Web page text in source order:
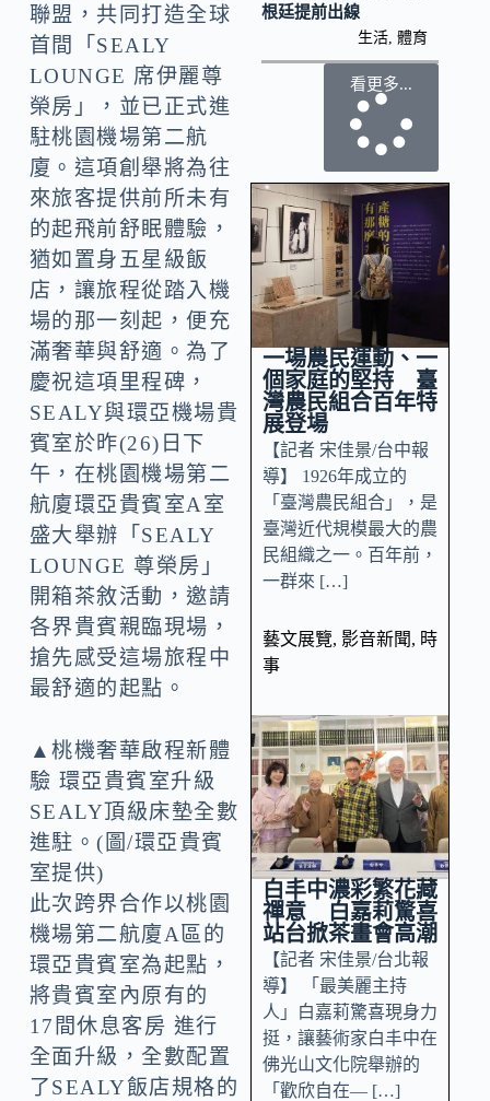
聯盟，共同打造全球
首間「SEALY
LOUNGE 席伊麗尊
榮房」，並已正式進
駐桃園機場第二航
廈。這項創舉將為往
來旅客提供前所未有
的起飛前舒眠體驗，
猶如置身五星級飯
店，讓旅程從踏入機
場的那一刻起，便充
滿奢華與舒適。為了
慶祝這項里程碑，
SEALY與環亞機場貴
賓室於昨(26)日下
午，在桃園機場第二
航廈環亞貴賓室A室
盛大舉辦「SEALY
LOUNGE 尊榮房」
開箱茶敘活動，邀請
各界貴賓親臨現場，
搶先感受這場旅程中
最舒適的起點。
▲桃機奢華啟程新體
驗 環亞貴賓室升級
SEALY頂級床墊全數
進駐。(圖/環亞貴賓
室提供)
此次跨界合作以桃園
機場第二航廈A區的
環亞貴賓室為起點，
將貴賓室內原有的
17間休息客房 進行
全面升級，全數配置
了SEALY飯店規格的
根廷提前出線
生活 ,體育
看更多...
一場農民運動、一
個家庭的堅持 臺
灣農民組合百年特
展登場
【記者 宋佳景/台中報
導】 1926年成立的
「臺灣農民組合」，是
臺灣近代規模最大的農
民組織之一。百年前，
一群來 […]
藝文展覽, 影音新聞, 時
事
白丰中濃彩繁花藏
禪意 白嘉莉驚喜
站台掀茶畫會高潮
【記者 宋佳景/台北報
導】 「最美麗主持
人」白嘉莉驚喜現身力
挺，讓藝術家白丰中在
佛光山文化院舉辦的
「歡欣自在— […]